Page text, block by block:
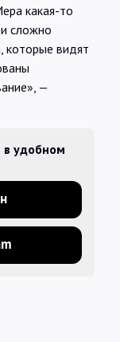
какая-то
сложно
которые видят
—
в удобном